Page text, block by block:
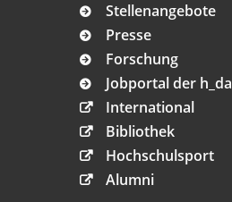
Stellenangebote
Presse
Forschung
Jobportal der h_da
International
Bibliothek
Hochschulsport
Alumni